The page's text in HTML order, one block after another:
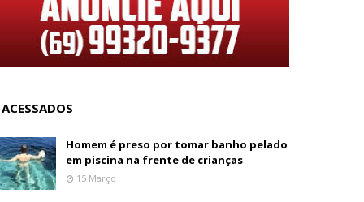
Homem é preso por tomar banho pelado
em piscina na frente de crianças
15 Março